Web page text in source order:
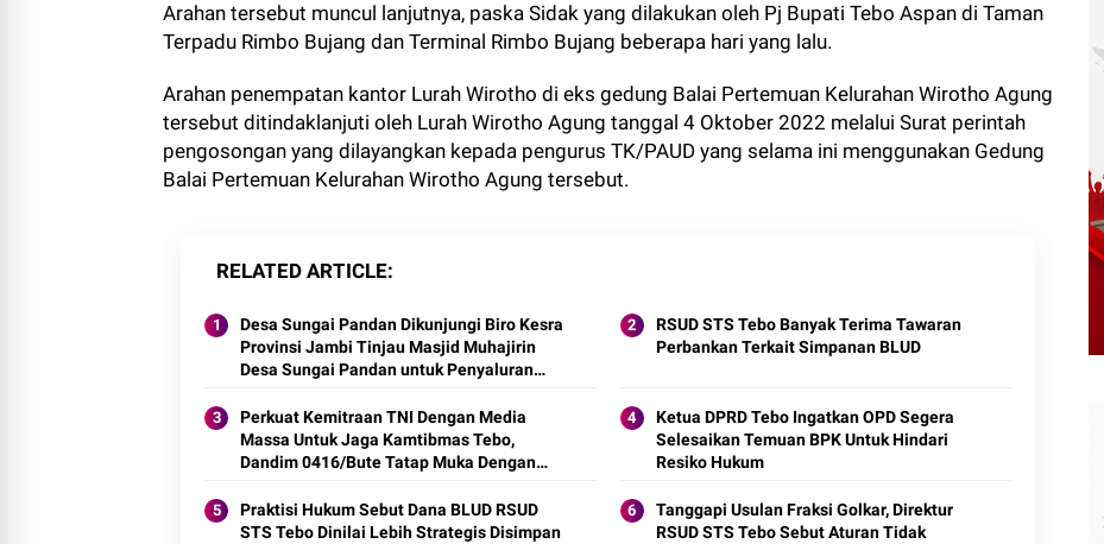
Arahan tersebut muncul lanjutnya, paska Sidak yang dilakukan oleh Pj Bupati Tebo Aspan di Taman
Terpadu Rimbo Bujang dan Terminal Rimbo Bujang beberapa hari yang lalu.
Arahan penempatan kantor Lurah Wirotho di eks gedung Balai Pertemuan Kelurahan Wirotho Agung
tersebut ditindaklanjuti oleh Lurah Wirotho Agung tanggal 4 Oktober 2022 melalui Surat perintah
pengosongan yang dilayangkan kepada pengurus TK/PAUD yang selama ini menggunakan Gedung
Balai Pertemuan Kelurahan Wirotho Agung tersebut.
RELATED ARTICLE
Desa Sungai Pandan Dikunjungi Biro Kesra
Provinsi Jambi Tinjau Masjid Muhajirin
Desa Sungai Pandan untuk Penyaluran
RSUD STS Tebo Banyak Terima Tawaran
Perbankan Terkait Simpanan BLUD
Perkuat Kemitraan TNI Dengan Media
Massa Untuk Jaga Kamtibmas Tebo,
Dandim 0416/Bute Tatap Muka Dengan
Ketua DPRD Tebo Ingatkan OPD Segera
Selesaikan Temuan BPK Untuk Hindari
Resiko Hukum
Praktisi Hukum Sebut Dana BLUD RSUD
STS Tebo Dinilai Lebih Strategis Disimpan
Tanggapi Usulan Fraksi Golkar, Direktur
RSUD STS Tebo Sebut Aturan Tidak